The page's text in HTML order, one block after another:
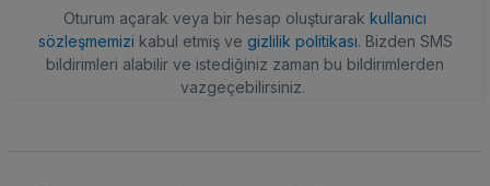
Oturum açarak veya bir hesap oluşturarak kullanıcı
sözleşmemizi kabul etmiş ve gizlilik politikası. Bizden SMS
bildirimleri alabilir ve istediğiniz zaman bu bildirimlerden
vazgeçebilirsiniz.